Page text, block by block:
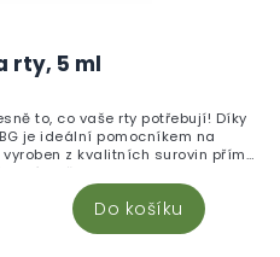
rty, 5 ml
Do košíku
to, co vaše rty potřebují! Díky
je ideální pomocníkem na
z kvalitních surovin přímo
složky jako propolis a
hydrataci, regeneraci a
je malý a praktický – ideální do
nanést a vaše rty budou